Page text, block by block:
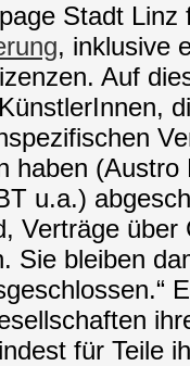
Stadt
, inklusive
Auf
haben
u.a.)
Verträge
Sie bleiben
für Teile